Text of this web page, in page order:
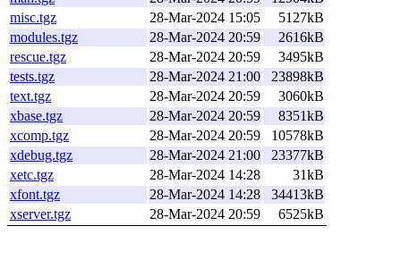
misc.tgz
28-Mar-2024 15:05
5127kB
modules.tgz
28-Mar-2024 20:59
2616kB
rescue.tgz
28-Mar-2024 20:59
3495kB
tests.tgz
28-Mar-2024 21:00
23898kB
text.tgz
28-Mar-2024 20:59
3060kB
xbase.tgz
28-Mar-2024 20:59
8351kB
xcomp.tgz
28-Mar-2024 20:59
10578kB
xdebug.tgz
28-Mar-2024 21:00
23377kB
xetc.tgz
28-Mar-2024 14:28
31kB
xfont.tgz
28-Mar-2024 14:28
34413kB
xserver.tgz
28-Mar-2024 20:59 6525kB